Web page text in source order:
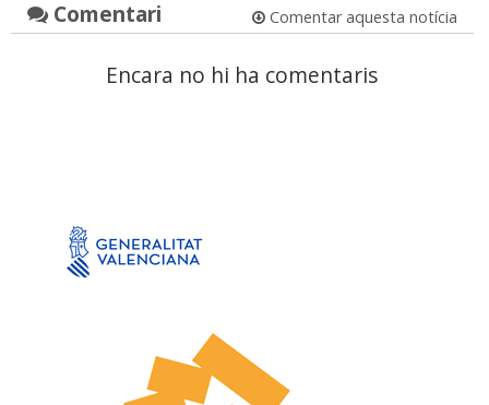
Comentari Comentar aquesta notícia
Encara no hi ha comentaris